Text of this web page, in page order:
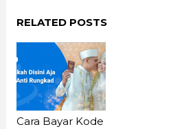
RELATED POSTS
Cara Bayar Kode